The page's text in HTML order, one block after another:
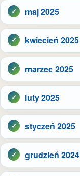
maj 2025
kwiecień 2025
marzec 2025
luty 2025
styczeń 2025
grudzień 2024